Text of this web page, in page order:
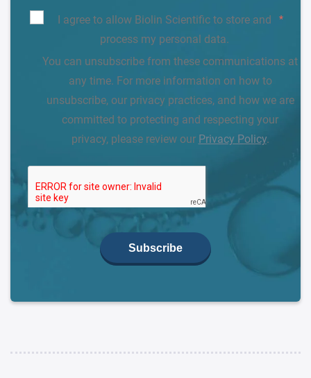
I agree to allow Biolin Scientific to store and
process my personal data.
*
You can unsubscribe from these communications at
any time. For more information on how to
unsubscribe, our privacy practices, and how we are
committed to protecting and respecting your
privacy, please review our Privacy Policy.